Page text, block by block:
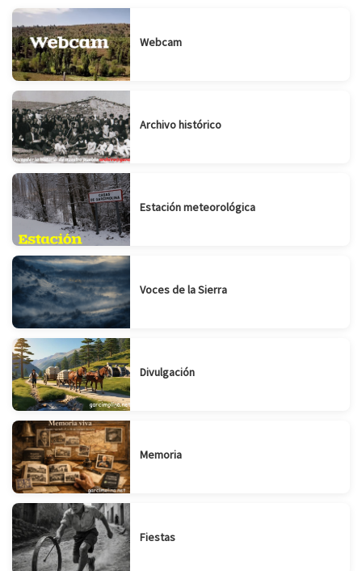
Webcam
Archivo histórico
Estación meteorológica
Voces de la Sierra
Divulgación
Memoria
Fiestas